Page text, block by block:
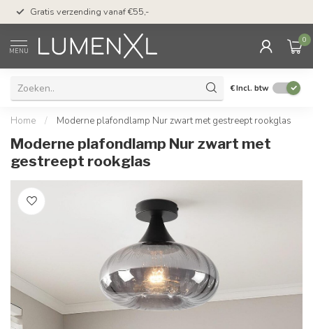
Gratis verzending vanaf €55,-
MENU
0
€Incl. btw
Home / Moderne plafondlamp Nur zwart met gestreept rookglas
Moderne plafondlamp Nur zwart met
gestreept rookglas